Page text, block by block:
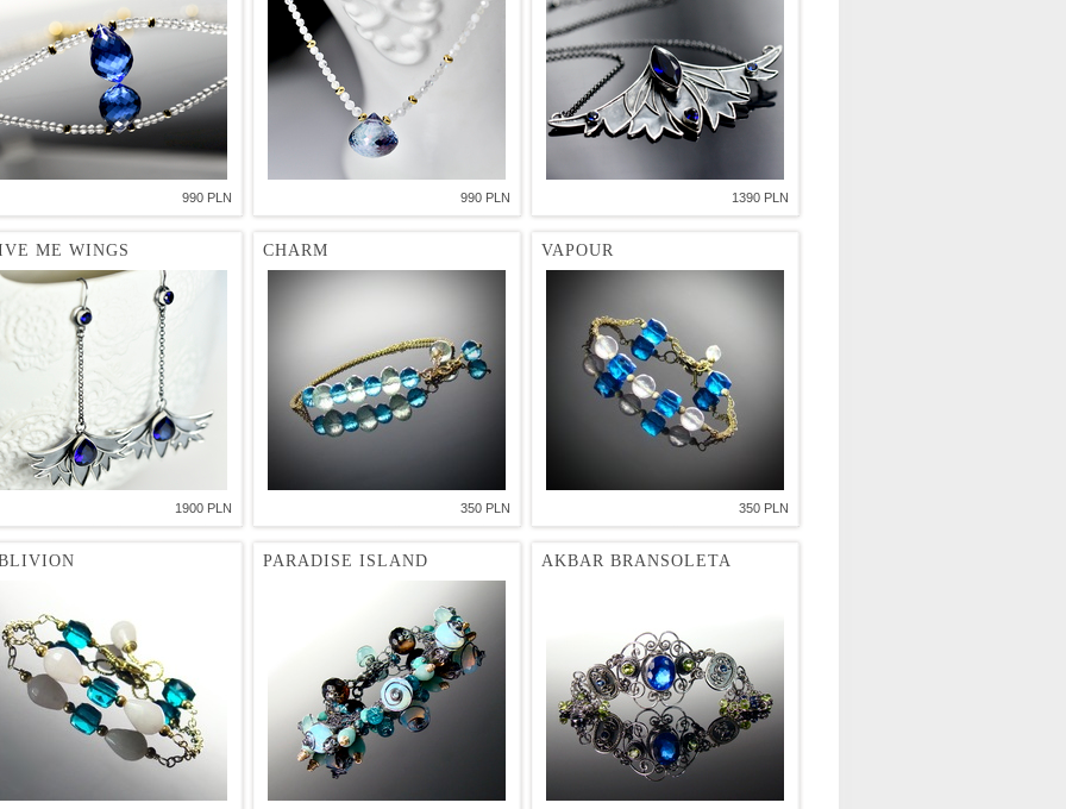
990 PLN 990 PLN 1390 PLN
ME WINGS
1900 PLN
CHARM
350 PLN
VAPOUR
350 PLN
PARADISE ISLAND AKBAR BRANSOLETA